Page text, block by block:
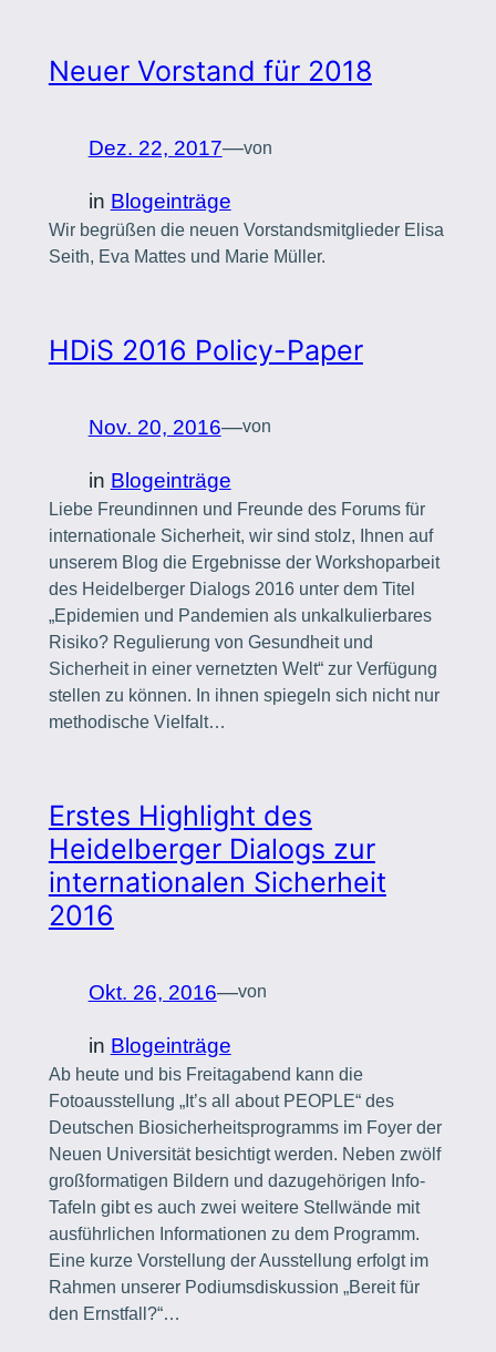
Neuer Vorstand für 2018
Dez. 22, 2017—von
in Blogeinträge
Wir begrüßen die neuen Vorstandsmitglieder Elisa
Seith, Eva Mattes und Marie Müller.
HDiS 2016 Policy-Paper
Nov. 20, 2016—von
in Blogeinträge
Liebe Freundinnen und Freunde des Forums für
internationale Sicherheit, wir sind stolz, Ihnen auf
unserem Blog die Ergebnisse der Workshoparbeit
des Heidelberger Dialogs 2016 unter dem Titel
„Epidemien und Pandemien als unkalkulierbares
Risiko? Regulierung von Gesundheit und
Sicherheit in einer vernetzten Welt“ zur Verfügung
stellen zu können. In ihnen spiegeln sich nicht nur
methodische Vielfalt…
Erstes Highlight des
Heidelberger Dialogs zur
internationalen Sicherheit
2016
Okt. 26, 2016—von
in Blogeinträge
Ab heute und bis Freitagabend kann die
Fotoausstellung „It’s all about PEOPLE“ des
Deutschen Biosicherheitsprogramms im Foyer der
Neuen Universität besichtigt werden. Neben zwölf
großformatigen Bildern und dazugehörigen Info-
Tafeln gibt es auch zwei weitere Stellwände mit
ausführlichen Informationen zu dem Programm.
Eine kurze Vorstellung der Ausstellung erfolgt im
Rahmen unserer Podiumsdiskussion „Bereit für
den Ernstfall?“…